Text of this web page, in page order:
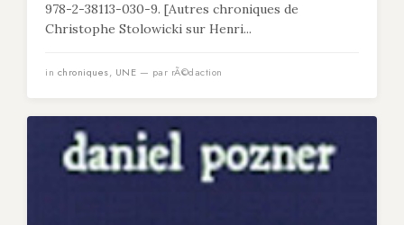
978-2-38113-030-9. [Autres chroniques de
Christophe Stolowicki sur Henri...
in chroniques, UNE — par rÃ©daction